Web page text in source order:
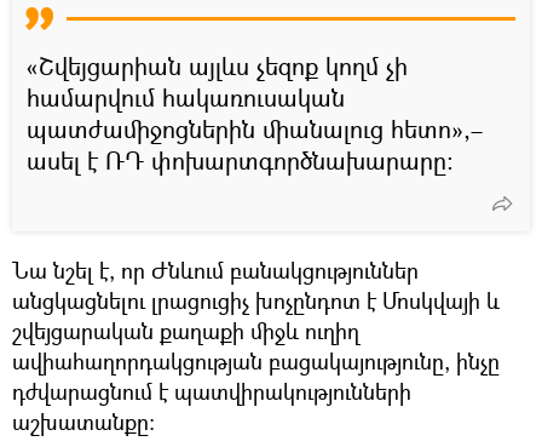
«Շվեյցարիան այլևս չեզոք կողմ չի
համարվում հակառուսական
պատժամիջոցներին միանալուց հետո»,–
ասել է ՌԴ փոխարտգործնախարարը:
Նա նշել է, որ Ժնևում բանակցություններ
անցկացնելու լրացուցիչ խոչընդոտ է Մոսկվայի և
շվեյցարական քաղաքի միջև ուղիղ
ավիահաղորդակցության բացակայությունը, ինչը
դժվարացնում է պատվիրակությունների
աշխատանքը: